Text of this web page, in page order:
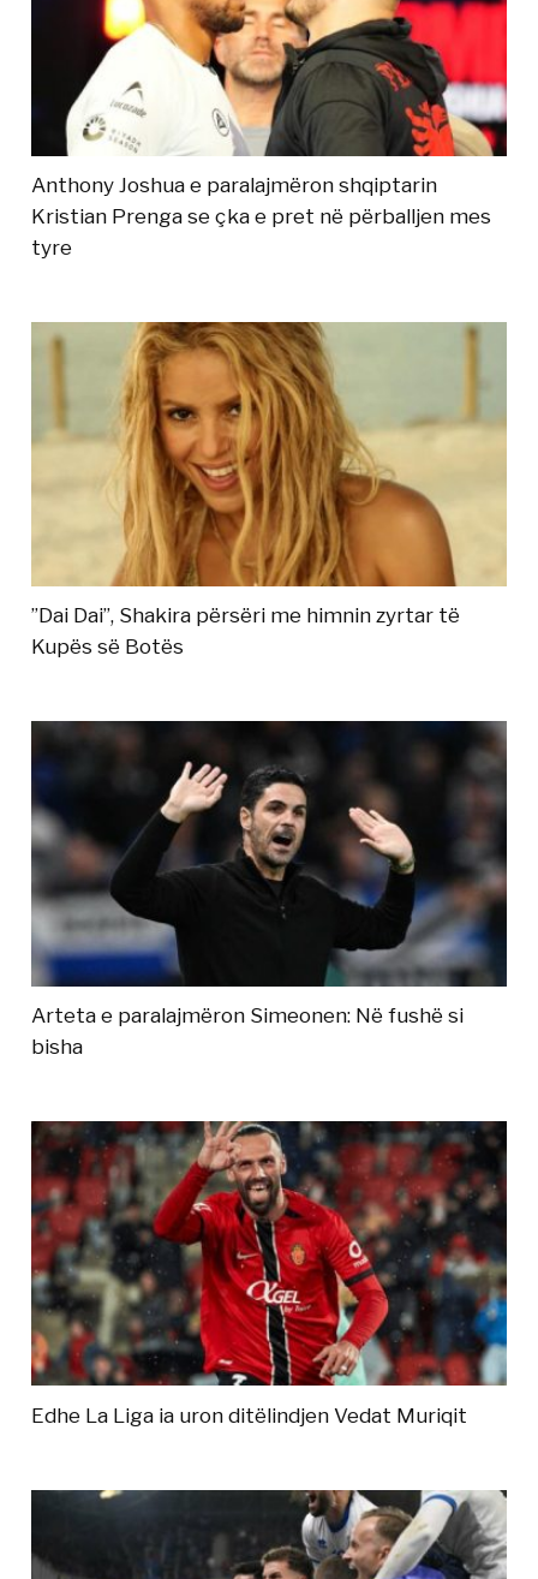
Anthony Joshua e paralajmëron shqiptarin
Kristian Prenga se çka e pret në përballjen mes
tyre
”Dai Dai”, Shakira përsëri me himnin zyrtar të
Kupës së Botës
Arteta e paralajmëron Simeonen: Në fushë si
bisha
Edhe La Liga ia uron ditëlindjen Vedat Muriqit